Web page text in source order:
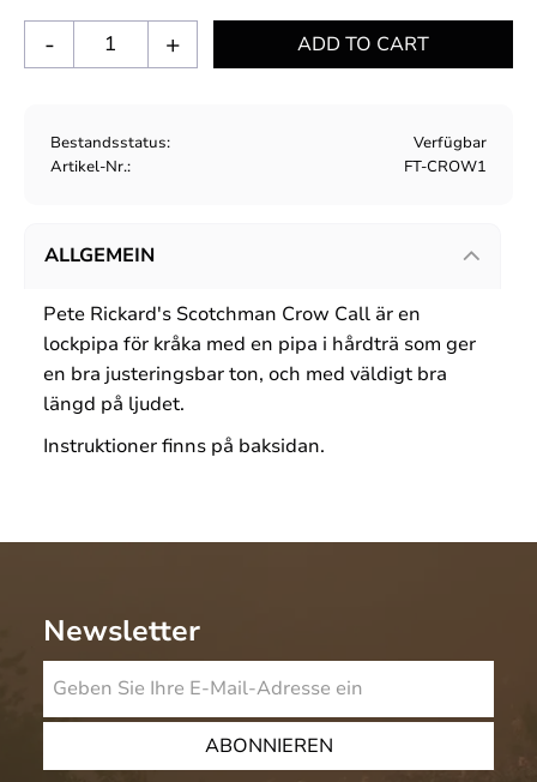
+
-
Bestandsstatus
Verfügbar
Artikel-Nr.
FT-CROW1
ALLGEMEIN
Pete Rickard's Scotchman Crow Call är en
lockpipa för kråka med en pipa i hårdträ som ger
en bra justeringsbar ton, och med väldigt bra
längd på ljudet.
Instruktioner finns på baksidan.
Newsletter
ABONNIEREN